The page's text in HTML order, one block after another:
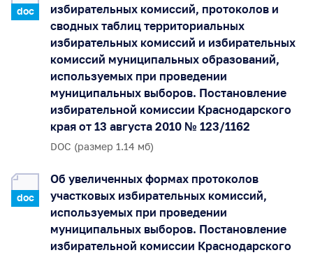
doc
избирательных комиссий, протоколов и
сводных таблиц территориальных
избирательных комиссий и избирательных
комиссий муниципальных образований,
используемых при проведении
муниципальных выборов. Постановление
избирательной комиссии Краснодарского
края от 13 августа 2010 № 123/1162
DOC (размер 1.14 мб)
doc
Об увеличенных формах протоколов
участковых избирательных комиссий,
используемых при проведении
муниципальных выборов. Постановление
избирательной комиссии Краснодарского